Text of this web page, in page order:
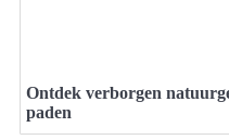
Ontdek verborgen
paden